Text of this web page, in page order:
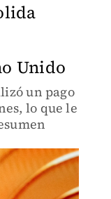
Unido
un pago
lo que le